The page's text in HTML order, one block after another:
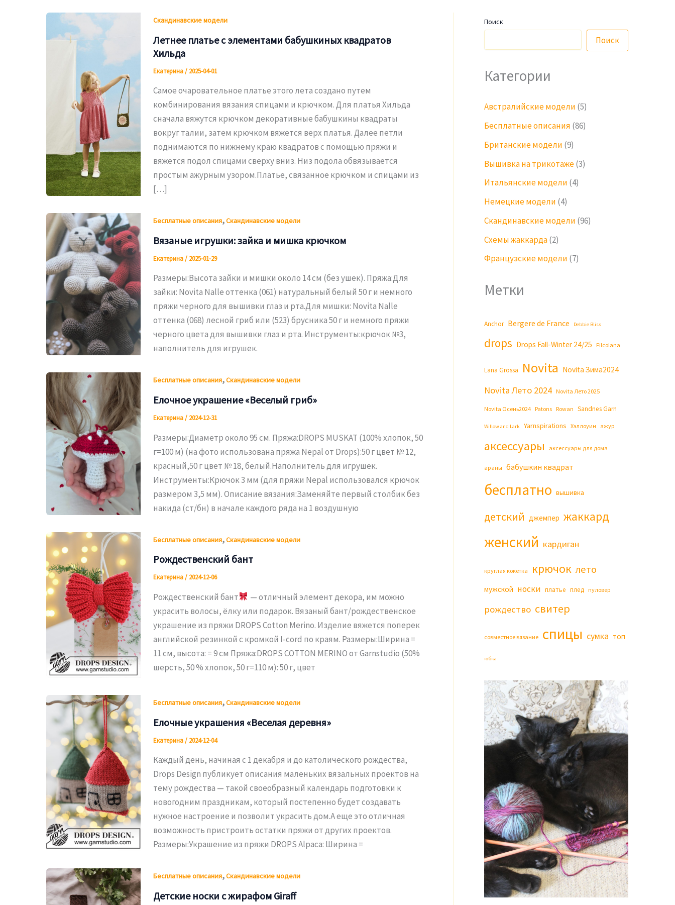
Скандинавские модели
Летнее платье с элементами бабушкиных квадратов
Хильда
Екатерина/ 2025-04-01
Самое очаровательное платье этого лета создано путем
комбинирования вязания спицами и крючком. Для платья Хильда
сначала вяжутся крючком декоративные бабушкины квадраты
вокруг талии, затем крючком вяжется верх платья. Далее петли
поднимаются по нижнему краю квадратов с помощью пряжи и
вяжется подол спицами сверху вниз. Низ подола обвязывается
простым ажурным узором.Платье, связанное крючком и спицами из
[…]
Бесплатные описания,Скандинавские модели
Вязаные игрушки: зайка и мишка крючком
Екатерина/ 2025-01-29
Размеры:Высота зайки и мишки около 14 см (без ушек). Пряжа:Для
зайки: Novita Nalle оттенка (061) натуральный белый 50 г и немного
пряжи черного для вышивки глаз и рта.Для мишки: Novita Nalle
оттенка (068) лесной гриб или (523) брусника 50 г и немного пряжи
черного цвета для вышивки глаз и рта. Инструменты:крючок №3,
наполнитель для игрушек.
Бесплатные описания,Скандинавские модели
Елочное украшение «Веселый гриб»
Екатерина/ 2024-12-31
Размеры:Диаметр около 95 см. Пряжа:DROPS MUSKAT (100% хлопок, 50
г=100 м) (на фото использована пряжа Nepal от Drops):50 г цвет № 12,
красный,50 г цвет № 18, белый.Наполнитель для игрушек.
Инструменты:Крючок 3 мм (для пряжи Nepal использовался крючок
размером 3,5 мм). Описание вязания:Заменяйте первый столбик без
накида (ст/бн) в начале каждого ряда на 1 воздушную
Бесплатные описания,Скандинавские модели
Рождественский бант
Екатерина/ 2024-12-06
Рождественский бант
— отличный элемент декора, им можно
украсить волосы, ёлку или подарок. Вязаный бант/рождественское
украшение из пряжи DROPS Cotton Merino. Изделие вяжется поперек
английской резинкой с кромкой I-cord по краям. Размеры:Ширина =
11 см, высота: = 9 см Пряжа:DROPS COTTON MERINO от Garnstudio (50%
шерсть, 50 % хлопок, 50 г=110 м): 50 г, цвет
Бесплатные описания,Скандинавские модели
Елочные украшения «Веселая деревня»
Екатерина/ 2024-12-04
Каждый день, начиная с 1 декабря и до католического рождества,
Drops Design публикует описания маленьких вязальных проектов на
тему рождества — такой своеобразный календарь подготовки к
новогодним праздникам, который постепенно будет создавать
нужное настроение и позволит украсить дом.А еще это отличная
возможность пристроить остатки пряжи от других проектов.
Размеры:Украшение из пряжи DROPS Alpaca: Ширина =
Бесплатные описания,Скандинавские модели
Детские носки с жирафом Giraff
Поиск
Поиск
Категории
Австралийские модели (5)
Бесплатные описания (86)
Британские модели (9)
Вышивка на трикотаже(3)
Итальянские модели (4)
Немецкие модели (4)
Скандинавские модели (96)
Схемы жаккарда(2)
Французские модели (7)
Метки
Anchor Bergere de France Debbie Bliss
drops Drops Fall-Winter 24/25 Filcolana
Lana Grossa Novita Novita Зима2024
Novita Лето 2024 Novita Лето 2025
Novita Осень2024 Patons Rowan Sandnes Garn
Willow and Lark Yarnspirations Хэллоуин ажур
аксессуары аксессуары для дома
араны бабушкин квадрат
бесплатно вышивка
детский джемпер жаккард
женский кардиган
круглая кокетка крючок лето
мужской носки платье плед пуловер
рождество свитер
совместное вязание спицы сумка топ
юбка